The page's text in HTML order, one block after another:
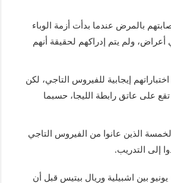
بالمرض عندما بدأت أزمة الوباء
ولم يتم إدراكهم لحقيقة أنهم
إيجابية للفيروس التاجي، لكن
على عاتق رابطة الليجا، حسبما
الذين عانوا من الفيروس التاجي
إلى التدريب.
وسيتم استئناف الدوري الأسباني بديربي الأندلس في 11 يونيو بين اشبيلية وريال بيتيس قبل أن